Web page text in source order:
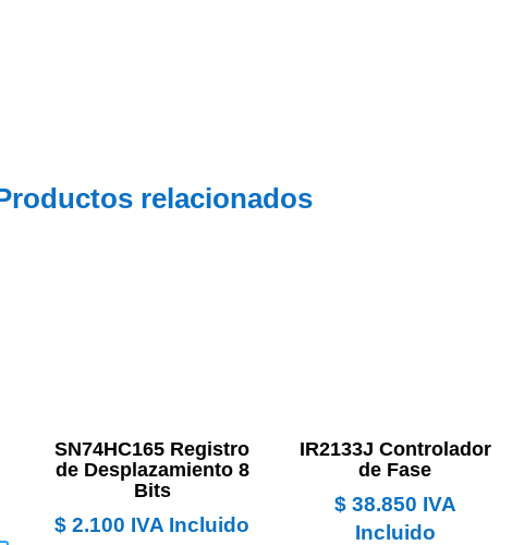
relacionados
SN74HC165 Registro
de Desplazamiento 8
Bits
$ 2.100 IVA Incluido
IR2133J Controlador
de Fase
$38.850 IVA
Incluido